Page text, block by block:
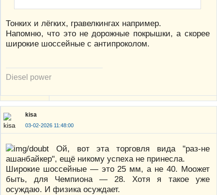
Тонких и лёгких, гравелкингах например.
Напомню, что это не дорожные покрышки, а скорее
широкие шоссейные с антипроколом.
Diesel power
kisa
03-02-2026 11:48:00
Ой, вот эта торговля вида "раз-не
ашанбайкер", ещё никому успеха не принесла.
Широкие шоссейные — это 25 мм, а не 40. Моожет
быть, для Чемпиона — 28. Хотя я такое уже
осуждаю. И физика осуждает.